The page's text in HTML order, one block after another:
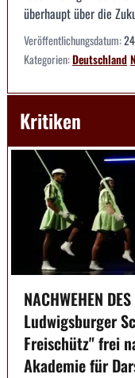
überhaupt über die
Veröffentlichungsdatum:
Kategorien:Deutschland
Kritiken
NACHWEHEN
Ludwigsburger
Freischütz" frei
Akademie für